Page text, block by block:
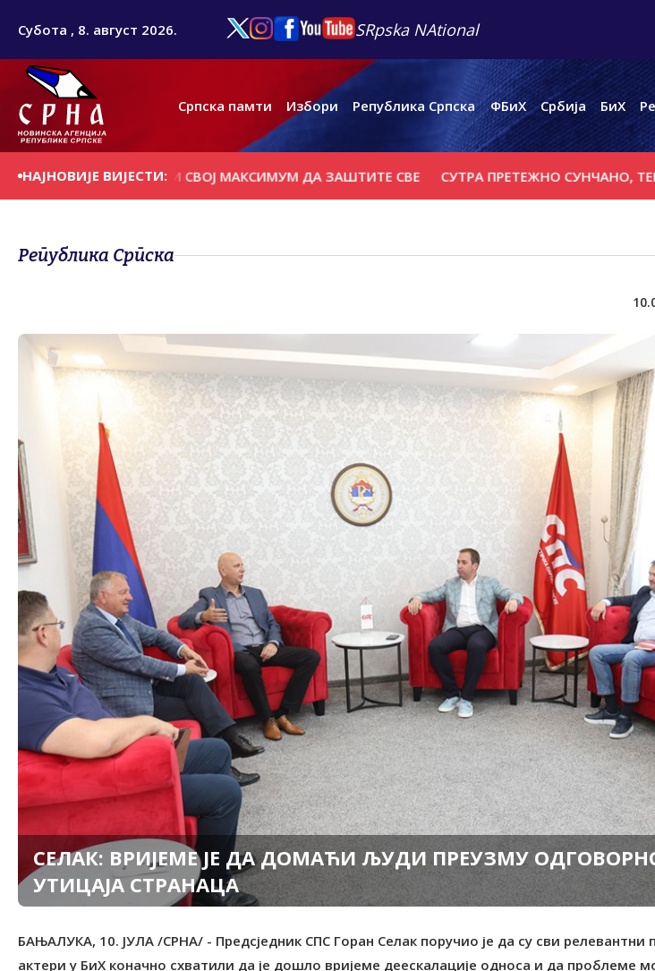
Субота , 8. август 2026. SRpska NAtional
Српска памти Избори Република Српска ФБиХ Србија БиХ
НАЈНОВИЈЕ ВИЈЕСТИ:
ДАЛИ СВОЈ МАКСИМУМ ДА ЗАШТИТЕ СВЕ СУТРА ПРЕТЕЖНО СУНЧАНО,
Република Српска
СЕЛАК: ВРИЈЕМЕ ЈЕ ДА ДОМАЋИ ЉУДИ ПРЕУЗМУ
УТИЦАЈА СТРАНАЦА
БАЊАЛУКА, 10. ЈУЛА /СРНА/ - Предсједник СПС Горан Селак поручио је да су сви релевантни
актери у БиХ коначно схватили да је дошло вријеме деескалације односа и да проблеме